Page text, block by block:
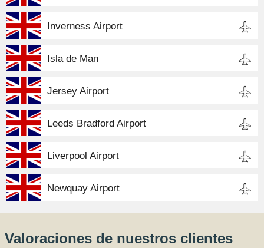
Inverness Airport
Isla de Man
Jersey Airport
Leeds Bradford Airport
Liverpool Airport
Newquay Airport
Valoraciones de nuestros clientes